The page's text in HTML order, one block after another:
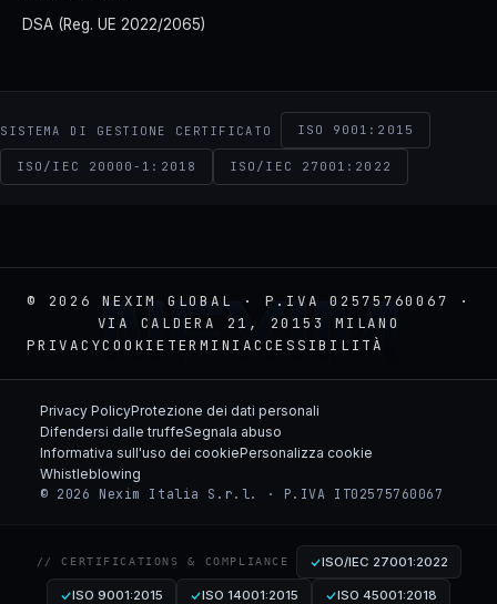
DSA (Reg. UE 2022/2065)
SISTEMA DI GESTIONE CERTIFICATO ISO 9001:2015
ISO/IEC 20000-1:2018 ISO/IEC 27001:2022
© 2026 NEXIM GLOBAL · P.IVA 02575760067 ·
VIA CALDERA 21, 20153 MILANO
PRIVACYCOOKIE TERMINI ACCESSIBILITÀ
NEXIM
Privacy PolicyProtezione dei dati personali
Difendersi dalle truffeSegnala abuso
Informativa sull'uso dei cookiePersonalizza cookie
Whistleblowing
© 2026 Nexim Italia S.r.l. · P.IVA IT02575760067
// CERTIFICATIONS & COMPLIANCE ISO/IEC 27001:2022
ISO 9001:2015 ISO 14001:2015 ISO 45001:2018